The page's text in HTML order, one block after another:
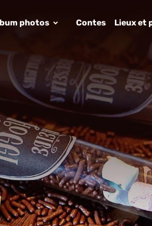
photos Contes Lieux et